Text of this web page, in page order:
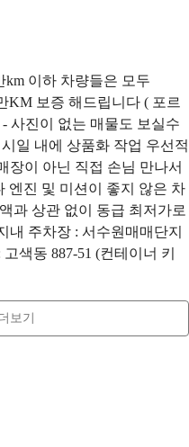
km 이하 차량들은 모두
KM 보증 해드립니다 ( 포르
사진이 없는 매물도 보실수
일 내에 상품화 작업 우선적
장이 아닌 직접 손님 만나서
엔진 및 미션이 좋지 않은 차
과 상관 없이 동급 최저가로
내 주차장 : 서수원매매단지
색동 887-51 (컨테이너 키
보기